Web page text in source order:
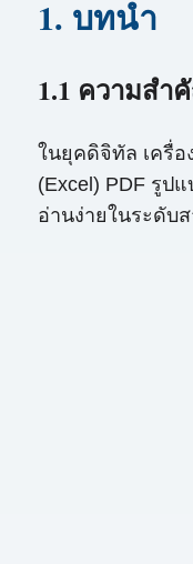
1. บทนำ
1.1 ความสำ
ในยุคดิจิทัล เครื่
(Excel) PDF รูป
อ่านง่ายในระดับ